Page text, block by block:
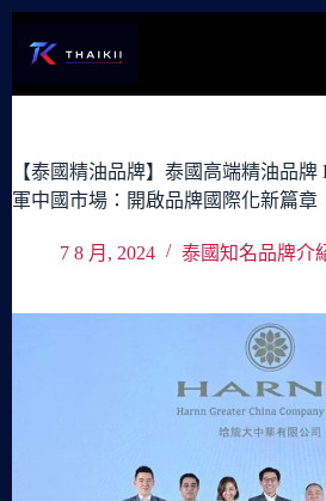
容
【泰國精油品牌】泰國高端精油品
軍中國市場：開啟品牌國際化新篇章
7 8 月, 2024 泰國知名品牌介